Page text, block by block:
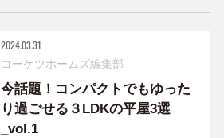
2024.03.31
コーケツホームズ編集部
今話題！コンパクトでもゆった
り過ごせる３LDKの平屋3選
_vol.1